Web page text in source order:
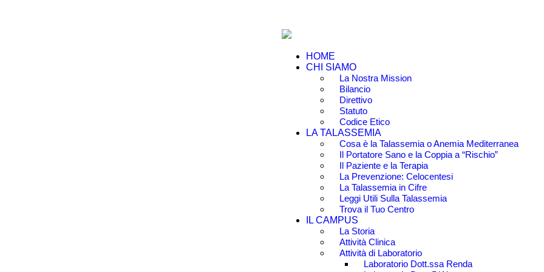
HOME
CHI SIAMO
La Nostra Mission
Bilancio
Direttivo
Statuto
Codice Etico
LA TALASSEMIA
Cosa è la Talassemia o Anemia Mediterranea
Il Portatore Sano e la Coppia a “Rischio”
Il Paziente e la Terapia
La Prevenzione: Celocentesi
La Talassemia in Cifre
Leggi Utili Sulla Talassemia
Trova il Tuo Centro
IL CAMPUS
La Storia
Attività Clinica
Attività di Laboratorio
Laboratorio Dott.ssa Renda